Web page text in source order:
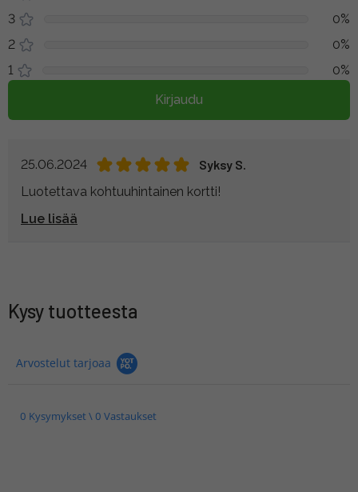
3
0%
2
0%
1
0%
Kirjaudu
25.06.2024
Syksy S.
Luotettava kohtuuhintainen kortti!
Lue lisää
Kysy tuotteesta
Arvostelut tarjoaa
0 Kysymykset \ 0 Vastaukset